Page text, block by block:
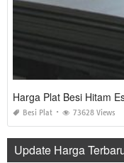
Harga Plat Besi Hitam
Besi Plat 73628 Views
Update Harga